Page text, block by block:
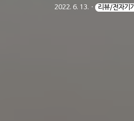
2022. 6. 13. ㆍ 리뷰/전자기기